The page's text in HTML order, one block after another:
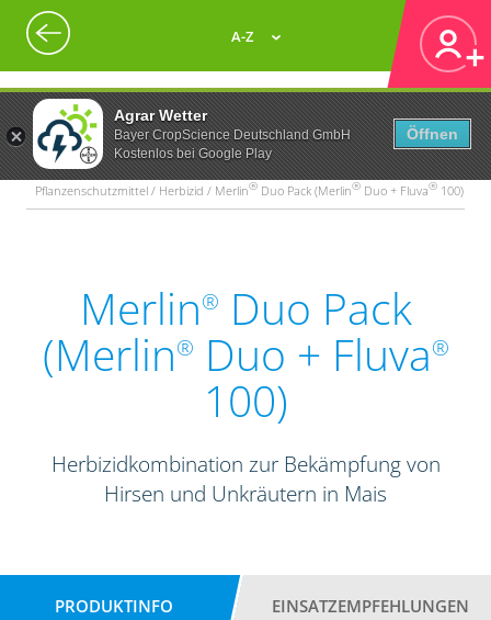
Agrar Wetter
Bayer CropScience Deutschland GmbH
Kostenlos bei Google Play
Öffnen
A-Z
Pflanzenschutzmittel / Herbizid / Merlin® Duo Pack (Merlin® Duo + Fluva® 100)
Merlin® Duo Pack
(Merlin® Duo + Fluva®
100)
Herbizidkombination zur Bekämpfung von
Hirsen und Unkräutern in Mais
PRODUKTINFO EINSATZEMPFEHLUNGEN